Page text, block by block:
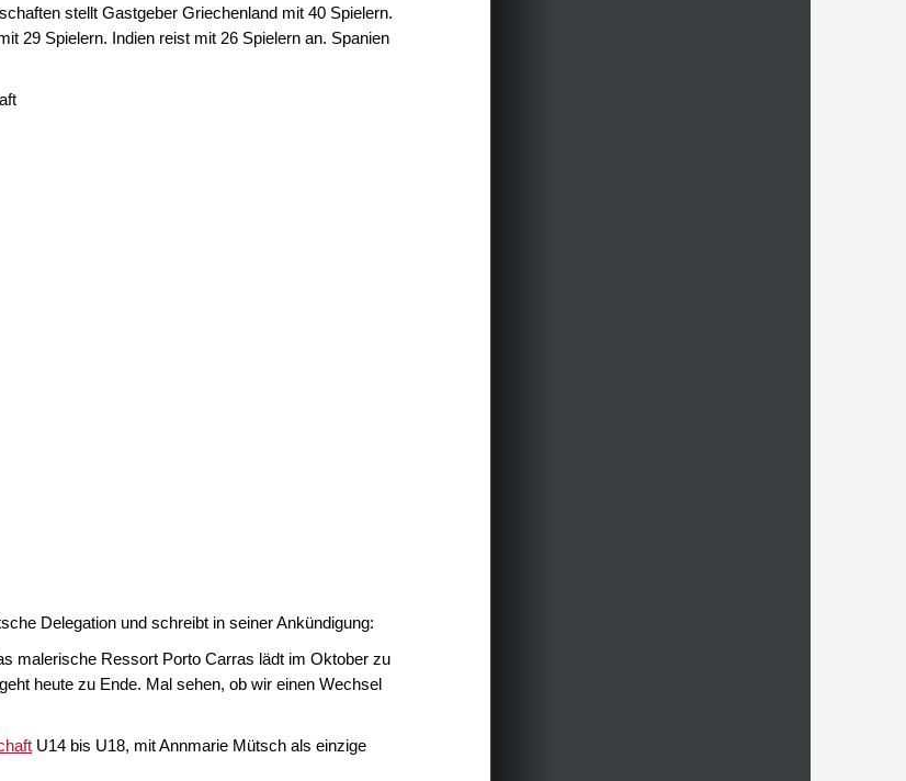
stellt Gastgeber Griechenland mit 40 Spielern.
29 Spielern. Indien reist mit 26 Spielern an. Spanien
Delegation und schreibt in seiner Ankündigung:
malerische Ressort Porto Carras lädt im Oktober zu
heute zu Ende. Mal sehen, ob wir einen Wechsel
U14 bis U18, mit Annmarie Mütsch als einzige